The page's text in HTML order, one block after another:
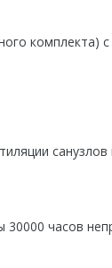
комплекта)
санузлов
30000 часов